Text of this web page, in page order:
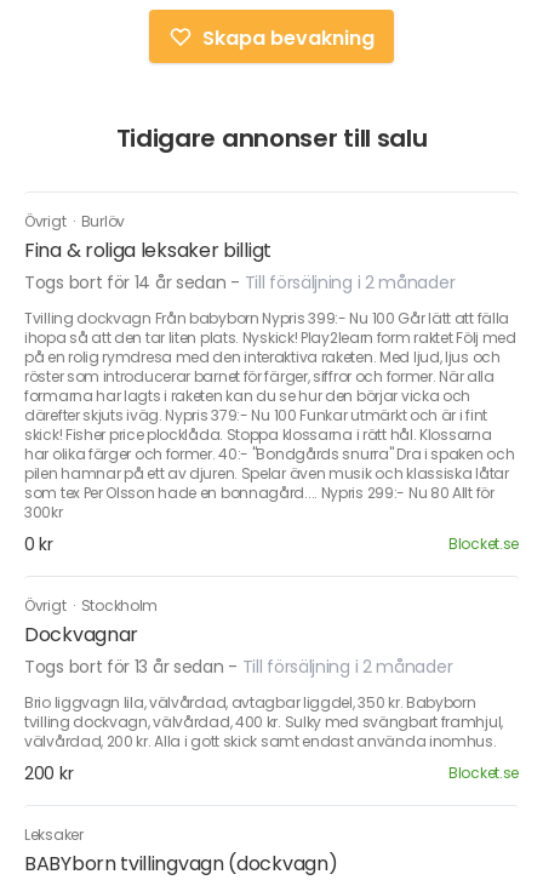
Skapa bevakning
Tidigare annonser till salu
Övrigt · Burlöv
Fina & roliga leksaker billigt
Togs bort för 14 år sedan - Till försäljning i 2 månader
Tvilling dockvagn Från babyborn Nypris 399:- Nu 100 Går lätt att fälla
ihopa så att den tar liten plats. Nyskick! Play2learn form raktet Följ med
på en rolig rymdresa med den interaktiva raketen. Med ljud, ljus och
röster som introducerar barnet för färger, siffror och former. När alla
formarna har lagts i raketen kan du se hur den börjar vicka och
därefter skjuts iväg. Nypris 379:- Nu 100 Funkar utmärkt och är i fint
skick! Fisher price plocklåda. Stoppa klossarna i rätt hål. Klossarna
har olika färger och former. 40:- "Bondgårds snurra" Dra i spaken och
pilen hamnar på ett av djuren. Spelar även musik och klassiska låtar
som tex Per Olsson hade en bonnagård.... Nypris 299:- Nu 80 Allt för
300kr
0 kr Blocket.se
Övrigt · Stockholm
Dockvagnar
Togs bort för 13 år sedan - Till försäljning i 2 månader
Brio liggvagn lila, välvårdad, avtagbar liggdel, 350 kr. Babyborn
tvilling dockvagn, välvårdad, 400 kr. Sulky med svängbart framhjul,
välvårdad, 200 kr. Alla i gott skick samt endast använda inomhus.
200 kr Blocket.se
Leksaker
BABYborn tvillingvagn (dockvagn)